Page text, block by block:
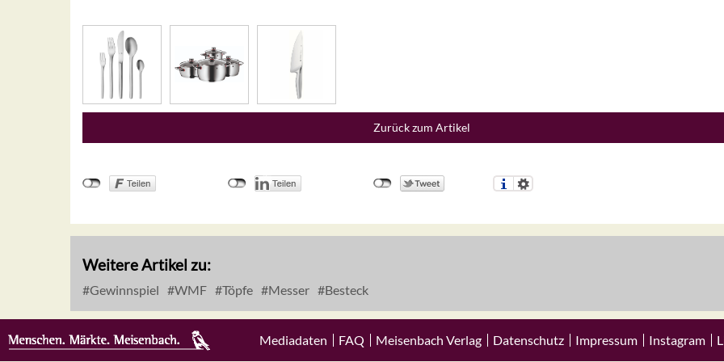
Zurück zum Artikel
Weitere Artikel zu:
Gewinnspiel WMF Töpfe Messer Besteck
Mediadaten FAQ Meisenbach Verlag Datenschutz Impressum Instagram